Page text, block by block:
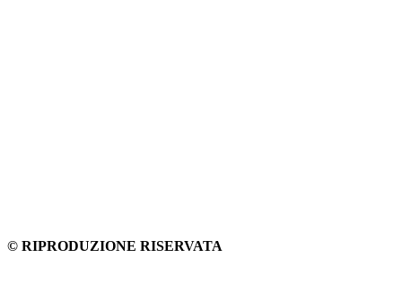
© RIPRODUZIONE RISERVATA